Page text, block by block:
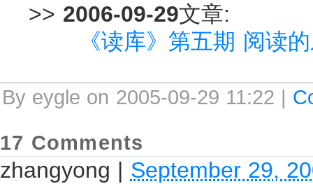
>> 2006-09-29文章:
《读库》第五期 阅读
By eygle on 2005-09-29 11:22 |
17 Comments
zhangyong | September 29,